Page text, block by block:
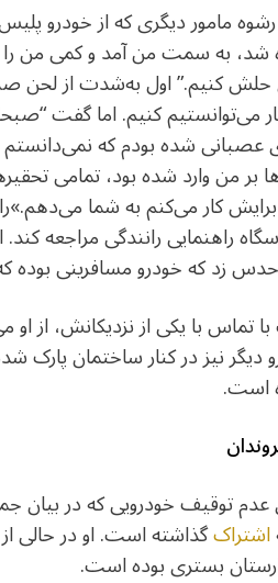
مامور دیگری که از خودرو
شد، به سمت من آمد و کمی
حلش کنیم.” اول به‌شدت از لحن
می‌توانستیم کنیم. اما گفت
عصبانی شده بودم که
بر من وارد شده بود، تمامی
برایش کار می‌کنم به شما
راهنمایی رانندگی مراجعه
زد که خودرو مسافرینی بوده
تماس با یکی از نزدیکانش، از
دیگر نیز در کنار ساختمان
است.
عدم توقیف خودرویی که در
اشتراکگذاشته است. او در حالی
بستری بوده است.